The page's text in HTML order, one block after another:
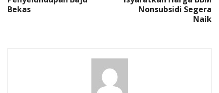
Bekas
Nonsubsidi Segera
Naik